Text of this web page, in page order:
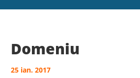
Domeniu
25 ian. 2017